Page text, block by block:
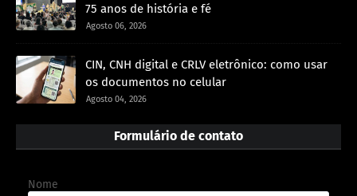
75 anos de história e fé
Agosto 06, 2026
CIN, CNH digital e CRLV eletrônico: como usar
os documentos no celular
Agosto 04, 2026
Formulário de contato
Nome